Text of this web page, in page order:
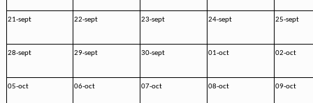
21-sept 22-sept 23-sept 24-sept 25-sept
28-sept 29-sept 30-sept 01-oct 02-oct
05-oct 06-oct 07-oct 08-oct 09-oct